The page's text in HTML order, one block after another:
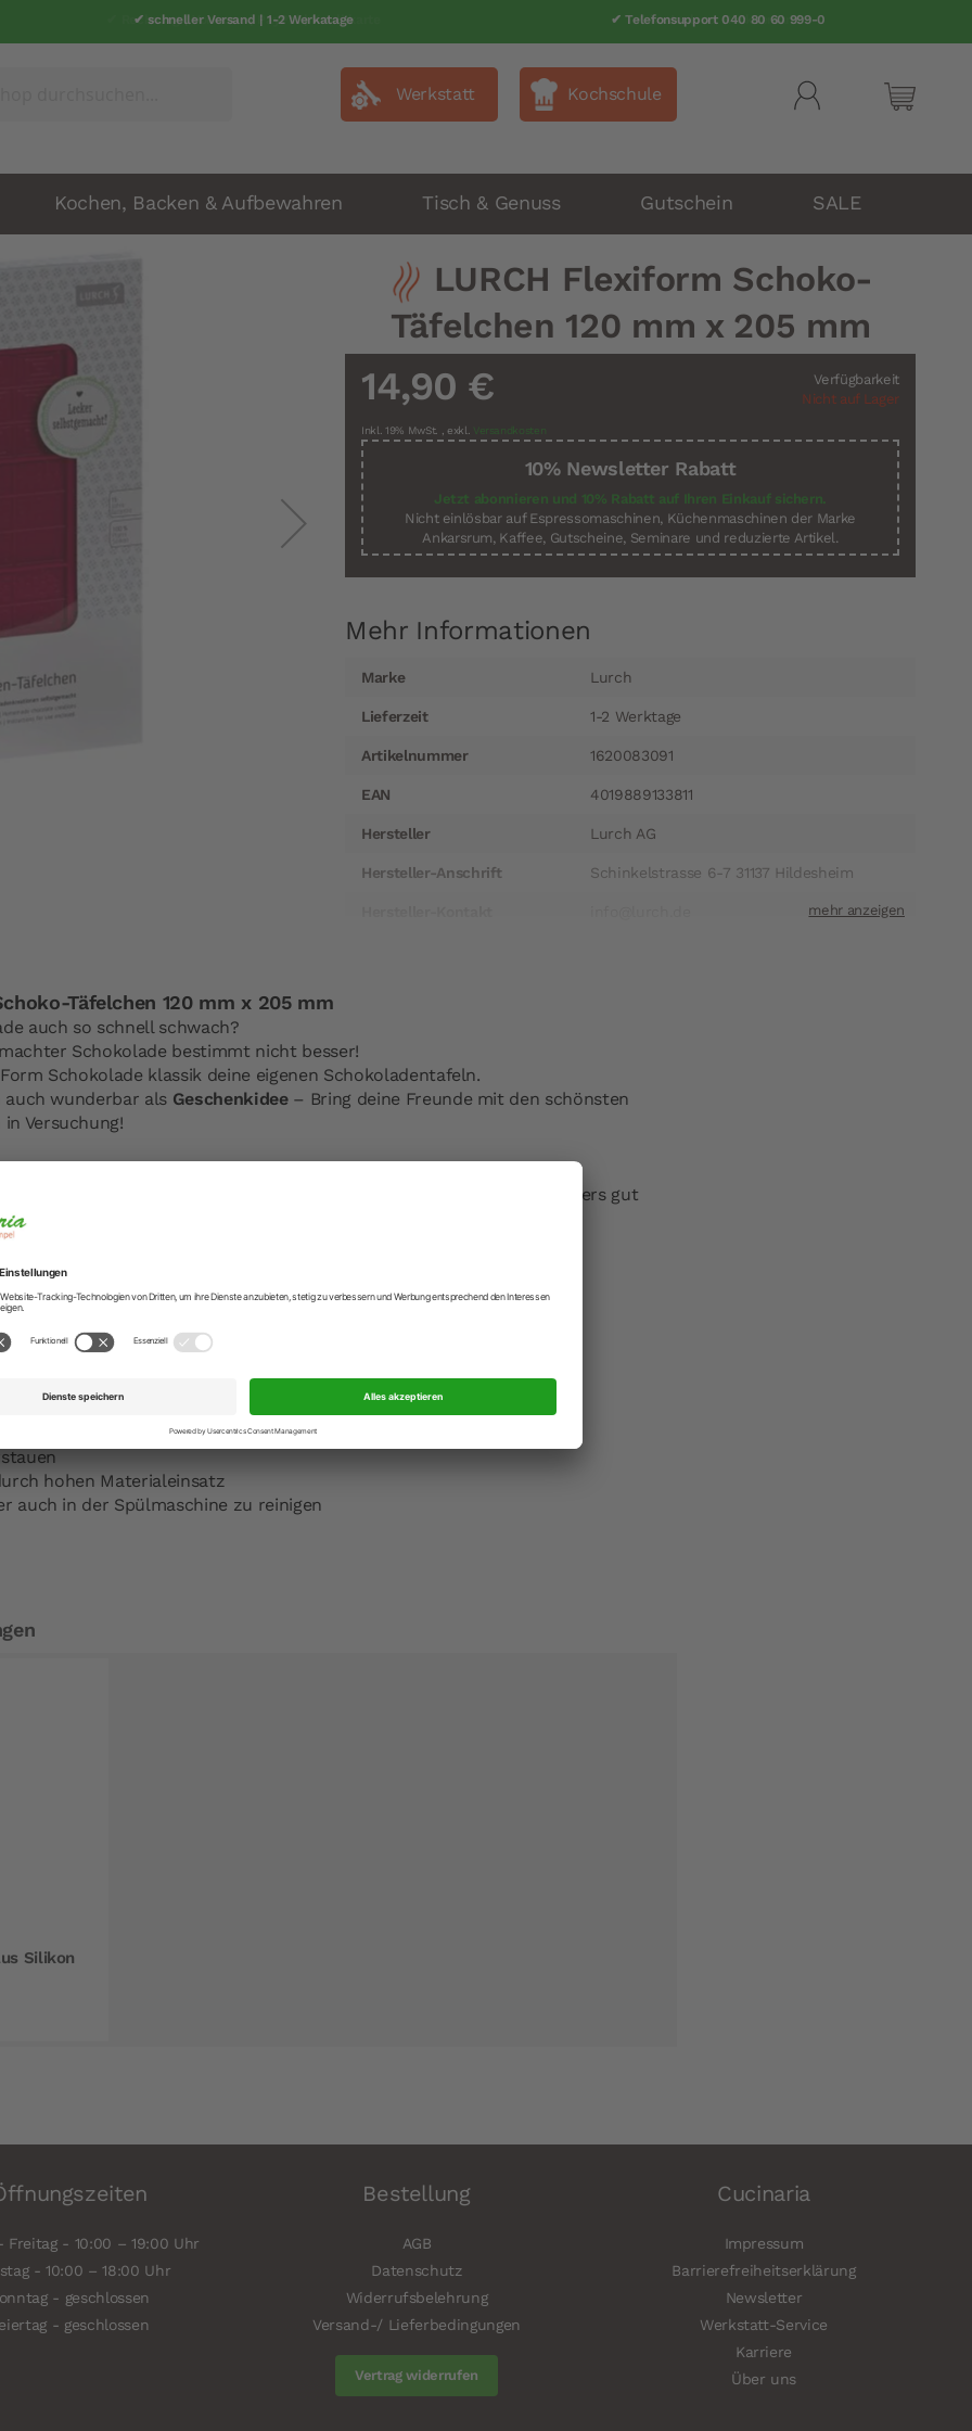
✔ schneller Versand | 1-2 Werkatage ✔ Telefonsupport 040 80 60 999-0
Mein
Werkstatt Kochschule
Kochen, Backen & Aufbewahren Tisch & Genuss Gutschein SALE
LURCH Flexiform Schoko-
Täfelchen 120 mm x 205 mm
Verfügbarkeit
Nicht auf Lager
14,90 €
Inkl. 19% MwSt. , exkl. Versandkosten
10% Newsletter Rabatt
Jetzt abonnieren und 10% Rabatt auf Ihren Einkauf sichern.
Nicht einlösbar auf Espressomaschinen, Küchenmaschinen der Marke
Ankarsrum, Kaffee, Gutscheine, Seminare und reduzierte Artikel.
Mehr Informationen
Informationen
Marke Lurch
Lieferzeit 1-2 Werktage
Artikelnummer 1620083091
EAN 4019889133811
Hersteller Lurch AG
Hersteller-Anschrift Schinkelstrasse 6-7 31137 Hildesheim
Täfelchen 120 mm x 205 mm
auch so schnell schwach?
Schokolade bestimmt nicht besser!
Schokolade klassik deine eigenen Schokoladentafeln.
auch wunderbar als Geschenkidee– Bring deine Freunde mit den schönsten
Versuchung!
die sich mit dieser Gussform zaubern lassen, eignen sich besonders gut
eine Größe von 5,5 x 5,5 cm.
eigenen Muster veredelt.
schon optisch ein Genuss!
obstsäurebeständig
40°C bis +240°C
Mikrowelle und Gefrierschrank
dank feinporiger Oberflächenstruktur
hohen Materialeinsatz
auch in der Spülmaschine zu reinigen
Silikon
Freitag - 10:00 – 19:00 Uhr
- 10:00 – 18:00 Uhr
- geschlossen
- geschlossen
Bestellung
AGB
Datenschutz
Widerrufsbelehrung
Versand-/ Lieferbedingungen
Vertrag widerrufen
Cucinaria
Impressum
Barrierefreiheitserklärung
Newsletter
Werkstatt-Service
Karriere
Über uns